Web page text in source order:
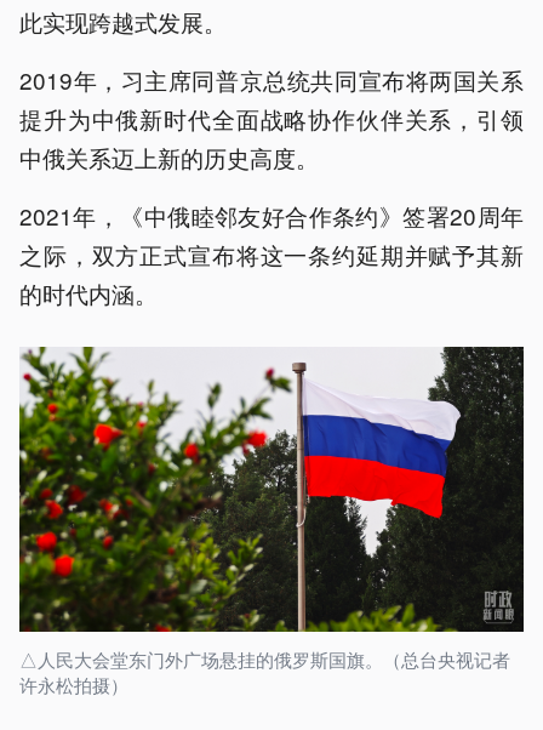
此实现跨越式发展。
2019年，习主席同普京总统共同宣布将两国关系
提升为中俄新时代全面战略协作伙伴关系，引领
中俄关系迈上新的历史高度。
2021年，《中俄睦邻友好合作条约》签署20周年
之际，双方正式宣布将这一条约延期并赋予其新
的时代内涵。
△人民大会堂东门外广场悬挂的俄罗斯国旗。（总台央视记者
许永松拍摄）